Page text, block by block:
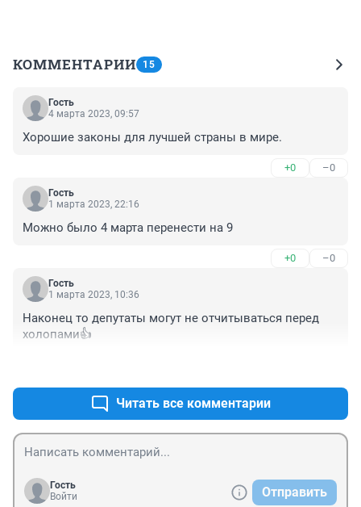
КОММЕНТАРИИ 15
Гость
4 марта 2023, 09:57
Хорошие законы для лучшей страны в мире.
+0 –0
Гость
1 марта 2023, 22:16
Можно было 4 марта перенести на 9
+0 –0
Гость
1 марта 2023, 10:36
Наконец то депутаты могут не отчитываться перед
холопами👍
Читать все комментарии
Гость
Войти
Отправить